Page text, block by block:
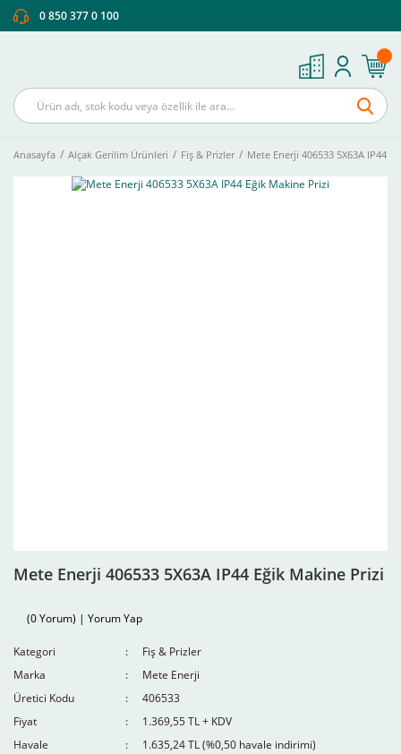
0 850 377 0 100
Anasayfa Alçak Gerilim Ürünleri Fiş & Prizler Mete Enerji 406533 5X63A IP44
Mete Enerji 406533 5X63A IP44 Eğik Makine Prizi
(0 Yorum) | Yorum Yap
Kategori
Fiş & Prizler
Marka
Mete Enerji
Üretici Kodu
406533
Fiyat
1.369,55 TL + KDV
Havale
1.635,24 TL (%0,50 havale indirimi)